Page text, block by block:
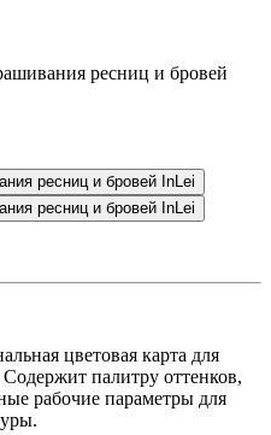
ресниц и бровей
цветовая карта для
палитру оттенков,
рабочие параметры для